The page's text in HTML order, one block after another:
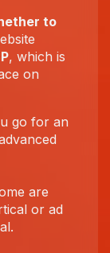
to
, which is
on
go for an
are
or ad